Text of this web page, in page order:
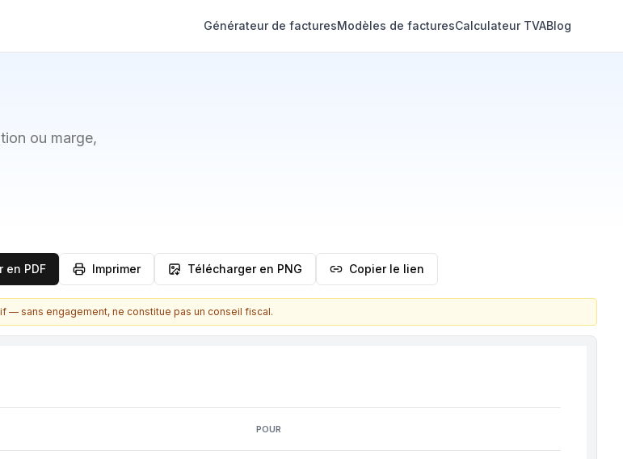
Générateur de facturesModèles de facturesCalculateur TVABlog
ou marge,
en PDF Imprimer Télécharger en PNG Copier le lien
— sans engagement, ne constitue pas un conseil fiscal.
POUR